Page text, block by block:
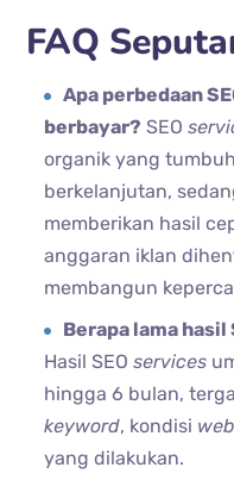
FAQ
Apa perbedaan
berbayar? SEO
organik yang
berkelanjutan,
memberikan hasil
anggaran iklan
membangun
Berapa lama
Hasil SEOservices
hingga 6 bulan,
keyword, kondisi
yang dilakukan.